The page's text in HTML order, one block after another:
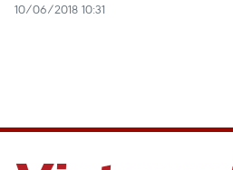
10/06/2018 10:31